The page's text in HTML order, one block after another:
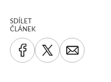
SDÍLET
ČLÁNEK